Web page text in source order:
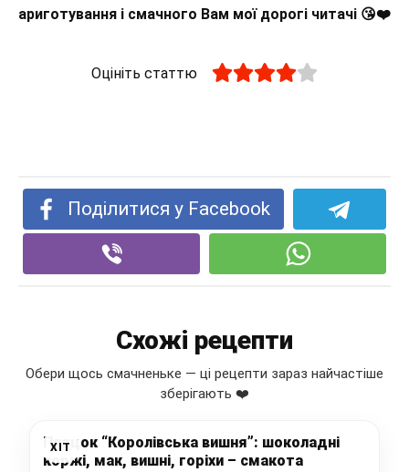
ариготування і смачного Вам мої дорогі читачі 😘❤️
Оцініть статтю
Поділитися у Facebook
Схожі рецепти
Обери щось смачненьке — ці рецепти зараз найчастіше
зберігають ❤️
ХІТ
Пляцок “Королівська вишня”: шоколадні
коржі, мак, вишні, горіхи – смакота